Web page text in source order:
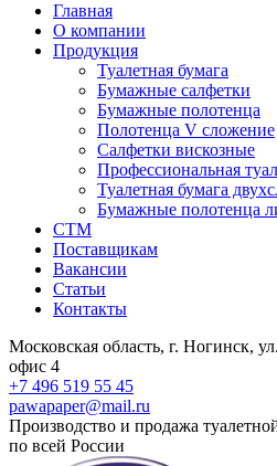
Главная
О компании
Продукция
Туалетная бумага
Бумажные салфетки
Бумажные полотенца
Полотенца V сложение
Салфетки вискозные
Профессиональная
Туалетная бумага
Бумажные полотенца
СТМ
Поставщикам
Вакансии
Статьи
Контакты
Московская область, г. Ногинск,
офис 4
+7 496 519 55 45
pawapaper@mail.ru
Производство и продажа
по всей России